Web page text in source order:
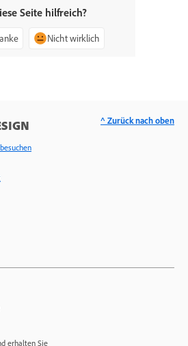
Seite hilfreich?
Nicht wirklich
erhalten Sie
^ Zurück nach oben